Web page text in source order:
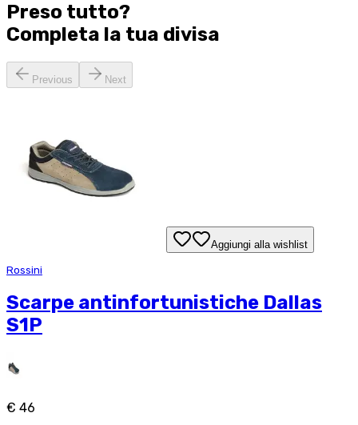
Preso tutto?
Completa la tua divisa
Previous Next
Aggiungi alla wishlist
Rossini
Scarpe antinfortunistiche Dallas
S1P
€ 46